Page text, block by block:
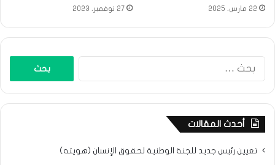
22 مارس، 2025 27 نوفمبر، 2023
أحدث المقالات
تعيين رئيس جديد للجنة الوطنية لحقوق الإنسان (هويته)